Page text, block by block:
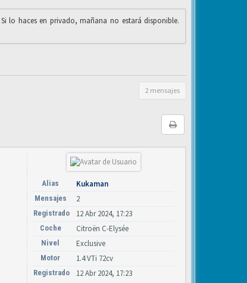
lo haces en privado, mañana no estará disponible.
2 mensajes
Alias Kukaman
Mensajes 2
Registrado 12 Abr 2024, 17:23
Coche Citroën C-Elysée
Nivel Exclusive
Motor 1.4 VTi 72cv
Registrado 12 Abr 2024, 17:23